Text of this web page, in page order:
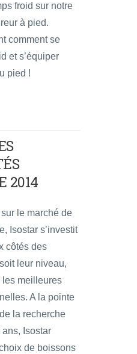
froid sur notre
à pied.
comment se
et s’équiper
pied !
2014
le marché de
Isostar s’investit
côtés des
leur niveau,
les meilleures
A la pointe
la recherche
Isostar
de boissons